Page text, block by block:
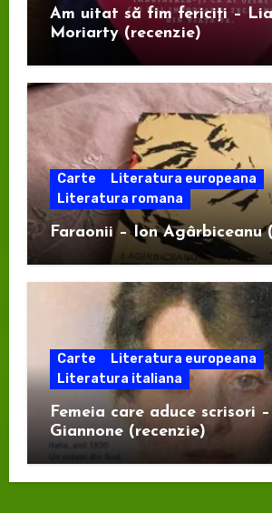
Am uitat să fim fericiți –
Moriarty (recenzie)
Carte
Literatura europeana
Literatura romana
Faraonii – Ion Agârbiceanu
Carte
Literatura europeana
Literatura italiana
Femeia care aduce scrisori
Giannone (recenzie)